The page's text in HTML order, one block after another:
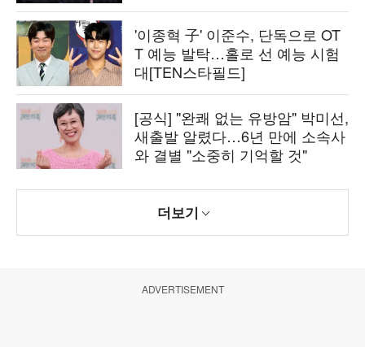
'이종혁 子' 이준수, 단독으로 OT
T 예능 발탁…홀로 선 예능 시험
대[TEN스타필드]
[공식] "완쾌 없는 유방암" 박미선,
새출발 알렸다…6년 만에 소속사
와 결별 "소중히 기억할 것"
더보기
ADVERTISEMENT